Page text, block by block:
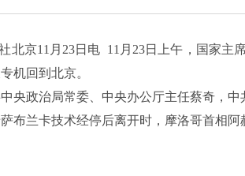
京11月23日电 11月23日上午，国家主
机回到北京。
政治局常委、中央办公厅主任蔡奇，中
兰卡技术经停后离开时，摩洛哥首相阿